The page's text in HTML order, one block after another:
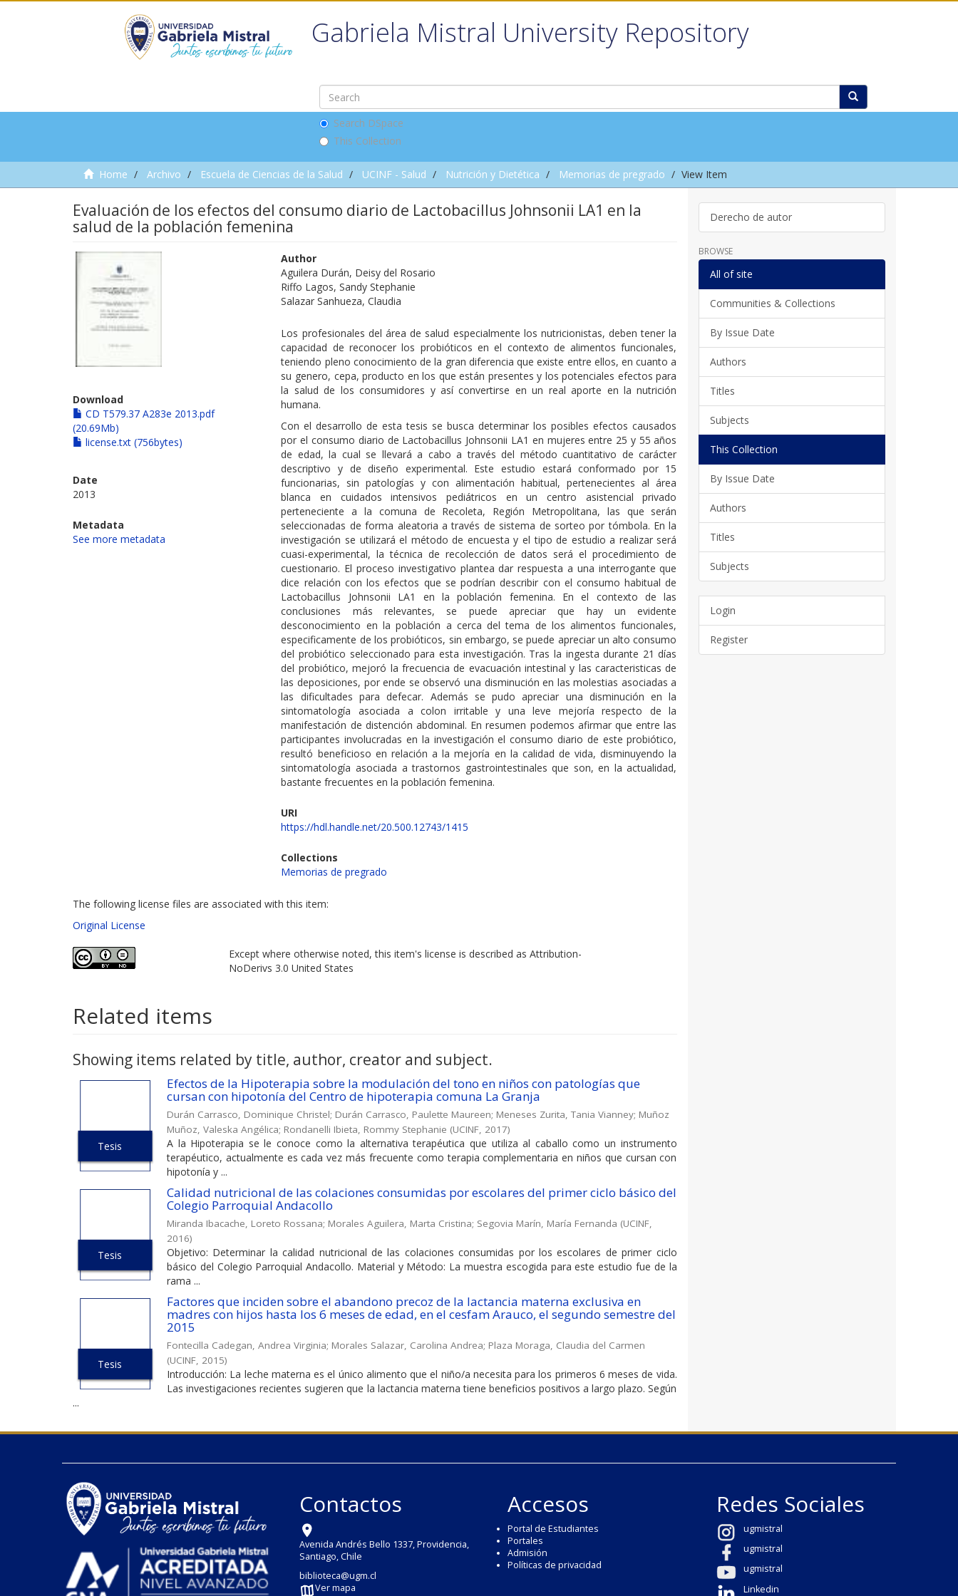
Gabriela Mistral University Repository
Search DSpace
This Collection
Home Archivo Escuela de Ciencias de la Salud UCINF - Salud Nutrición y Dietética Memorias de pregrado View Item
Evaluación de los efectos del consumo diario de Lactobacillus Johnsonii LA1 en la
salud de la población femenina
Download
CD T579.37 A283e 2013.pdf
(20.69Mb)
license.txt (756bytes)
Date
2013
Metadata
See more metadata
Author
Aguilera Durán, Deisy del Rosario
Riffo Lagos, Sandy Stephanie
Salazar Sanhueza, Claudia
Los profesionales del área de salud especialmente los nutricionistas, deben tener la
capacidad de reconocer los probióticos en el contexto de alimentos funcionales,
teniendo pleno conocimiento de la gran diferencia que existe entre ellos, en cuanto a
su genero, cepa, producto en los que están presentes y los potenciales efectos para
la salud de los consumidores y así convertirse en un real aporte en la nutrición
humana.
Con el desarrollo de esta tesis se busca determinar los posibles efectos causados
por el consumo diario de Lactobacillus Johnsonii LA1 en mujeres entre 25 y 55 años
de edad, la cual se llevará a cabo a través del método cuantitativo de carácter
descriptivo y de diseño experimental. Este estudio estará conformado por 15
funcionarias, sin patologías y con alimentación habitual, pertenecientes al área
blanca en cuidados intensivos pediátricos en un centro asistencial privado
perteneciente a la comuna de Recoleta, Región Metropolitana, las que serán
seleccionadas de forma aleatoria a través de sistema de sorteo por tómbola. En la
investigación se utilizará el método de encuesta y el tipo de estudio a realizar será
cuasi-experimental, la técnica de recolección de datos será el procedimiento de
cuestionario. El proceso investigativo plantea dar respuesta a una interrogante que
dice relación con los efectos que se podrían describir con el consumo habitual de
Lactobacillus Johnsonii LA1 en la población femenina. En el contexto de las
conclusiones más relevantes, se puede apreciar que hay un evidente
desconocimiento en la población a cerca del tema de los alimentos funcionales,
especificamente de los probióticos, sin embargo, se puede apreciar un alto consumo
del probiótico seleccionado para esta investigación. Tras la ingesta durante 21 días
del probiótico, mejoró la frecuencia de evacuación intestinal y las caracteristicas de
las deposiciones, por ende se observó una disminución en las molestias asociadas a
las dificultades para defecar. Además se pudo apreciar una disminución en la
sintomatología asociada a colon irritable y una leve mejoría respecto de la
manifestación de distención abdominal. En resumen podemos afirmar que entre las
participantes involucradas en la investigación el consumo diario de este probiótico,
resultó beneficioso en relación a la mejoría en la calidad de vida, disminuyendo la
sintomatología asociada a trastornos gastrointestinales que son, en la actualidad,
bastante frecuentes en la población femenina.
URI
https://hdl.handle.net/20.500.12743/1415
Collections
Memorias de pregrado
The following license files are associated with this item:
Original License
Except where otherwise noted, this item's license is described as Attribution-
NoDerivs 3.0 United States
Related items
Showing items related by title, author, creator and subject.
Tesis
Efectos de la Hipoterapia sobre la modulación del tono en niños con patologías que
cursan con hipotonía del Centro de hipoterapia comuna La Granja
Durán Carrasco, Dominique Christel; Durán Carrasco, Paulette Maureen; Meneses Zurita, Tania Vianney; Muñoz
Muñoz, Valeska Angélica; Rondanelli Ibieta, Rommy Stephanie (UCINF, 2017)
A la Hipoterapia se le conoce como la alternativa terapéutica que utiliza al caballo como un instrumento
terapéutico, actualmente es cada vez más frecuente como terapia complementaria en niños que cursan con
hipotonía y ...
Tesis
Calidad nutricional de las colaciones consumidas por escolares del primer ciclo básico del
Colegio Parroquial Andacollo
Miranda Ibacache, Loreto Rossana; Morales Aguilera, Marta Cristina; Segovia Marín, María Fernanda (UCINF,
2016)
Objetivo: Determinar la calidad nutricional de las colaciones consumidas por los escolares de primer ciclo
básico del Colegio Parroquial Andacollo. Material y Método: La muestra escogida para este estudio fue de la
rama ...
Tesis
Factores que inciden sobre el abandono precoz de la lactancia materna exclusiva en
madres con hijos hasta los 6 meses de edad, en el cesfam Arauco, el segundo semestre del
2015
Fontecilla Cadegan, Andrea Virginia; Morales Salazar, Carolina Andrea; Plaza Moraga, Claudia del Carmen
(UCINF, 2015)
Introducción: La leche materna es el único alimento que el niño/a necesita para los primeros 6 meses de vida.
Las investigaciones recientes sugieren que la lactancia materna tiene beneficios positivos a largo plazo. Según
...
Derecho de autor
BROWSE
All of site
Communities & Collections
By Issue Date
Authors
Titles
Subjects
This Collection
By Issue Date
Authors
Titles
Subjects
Login
Register
Contactos
Avenida Andrés Bello 1337, Providencia,
Santiago, Chile
biblioteca@ugm.cl
Ver mapa
Accesos
Portal de Estudiantes
Portales
Admisión
Políticas de privacidad
Redes Sociales
ugmistral
ugmistral
ugmistral
Linkedin